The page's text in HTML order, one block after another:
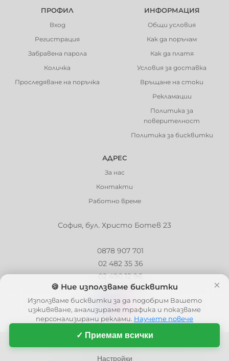
ПРОФИЛ
Вход
Регистрация
Забравена парола
Количка
Проследяване на поръчка
ИНФОРМАЦИЯ
Общи условия
Как да поръчам
Как да платя
Условия за доставка
Връщане на стоки
Рекламации
Политика за
поверителност
Политика за бисквитки
АДРЕС
За нас
Контакти
Работно време
София, бул. Христо Ботев 23
0878 907 701
02 482 35 36
02 490 12 96
info@barbaron.bg
×
🍪 Ние използваме бисквитки
Използваме бисквитки за да подобрим Вашето
изживяване, анализираме трафика и показваме
персонализирани реклами. Научете повече
✓ Приемам всички
Настройки